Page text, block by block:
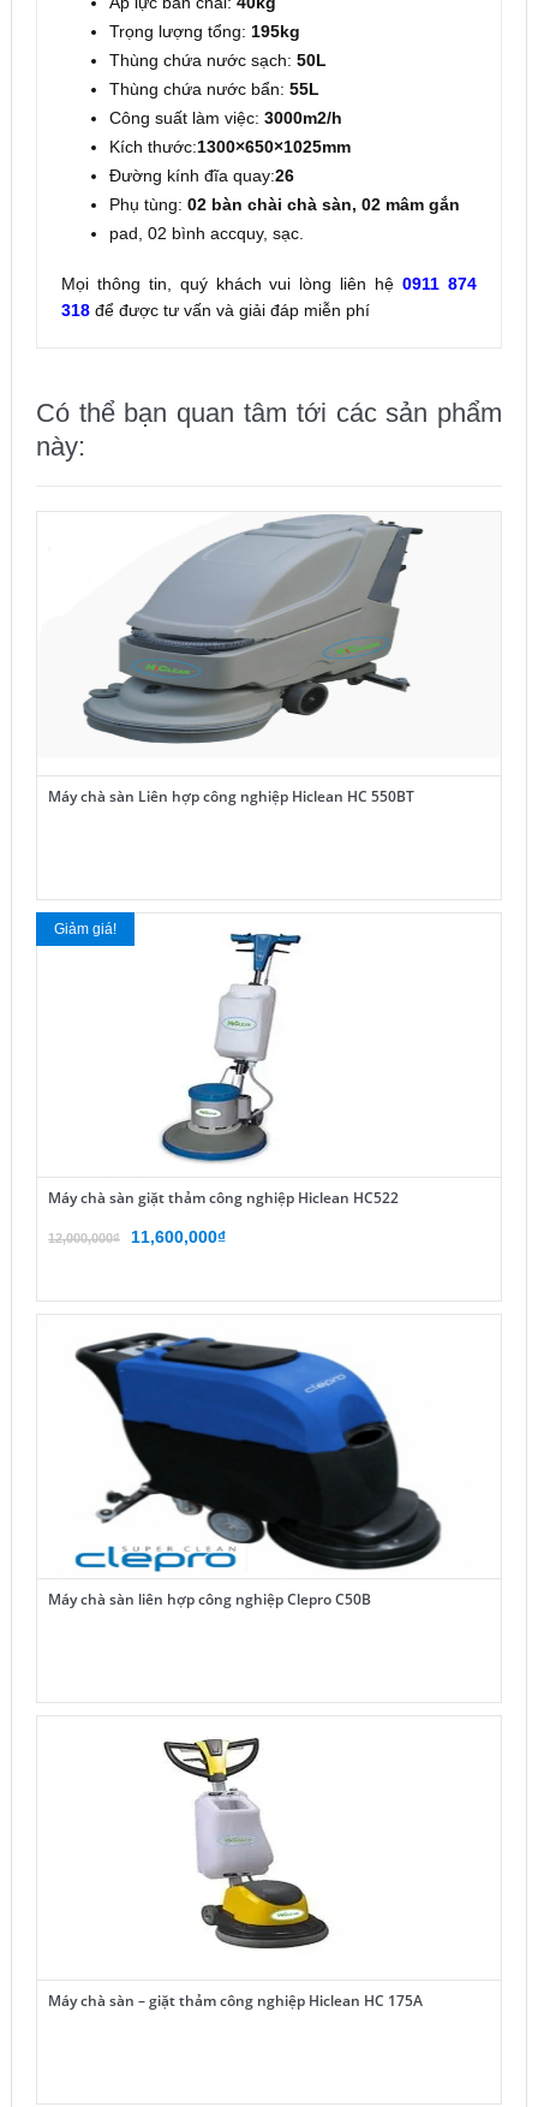
Trọng lượng tổng: 195kg
Thùng chứa nước sạch: 50L
Thùng chứa nước bẩn: 55L
Công suất làm việc: 3000m2/h
Kích thước:1300×650×1025mm
Đường kính đĩa quay:26
Phụ tùng: 02 bàn chài chà sàn, 02 mâm gắn
pad, 02 bình accquy, sạc.
Mọi thông tin, quý khách vui lòng liên hệ0911 874
318để được tư vấn và giải đáp miễn phí
Có thể bạn quan tâm tới các sản phẩm
này:
Máy chà sàn Liên hợp công nghiệp Hiclean HC 550BT
Giảm giá!
Máy chà sàn giặt thảm công nghiệp Hiclean HC522
12,000,000₫
Giá
12,000,000₫.
11,600,000₫Giá
là:
11,600,000₫.
Máy chà sàn liên hợp công nghiệp Clepro C50B
Máy chà sàn – giặt thảm công nghiệp Hiclean HC 175A